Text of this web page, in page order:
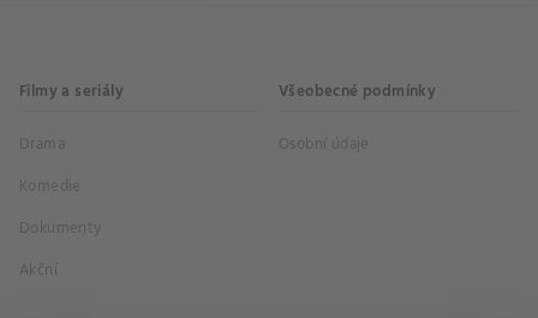
Filmy a seriály
Drama
Komedie
Dokumenty
Akční
Všeobecné podmínky
Osobní údaje